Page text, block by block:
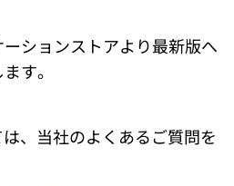
ションストアより最新版へ
す。
、当社のよくあるご質問を